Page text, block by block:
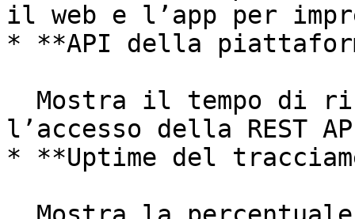
il web e l’app per
* **API della
l’accesso della REST
* **Uptime del